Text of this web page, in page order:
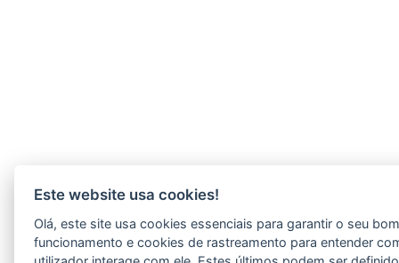
Este website usa cookies!
Olá, este site usa cookies essenciais para garantir o seu
funcionamento e cookies de rastreamento para entender